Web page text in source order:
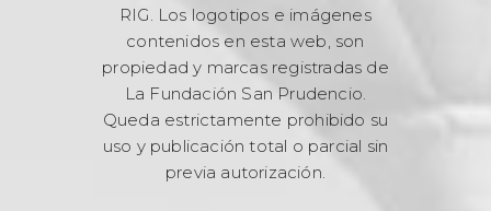
RIG. Los logotipos e imágenes
contenidos en esta web, son
propiedad y marcas registradas de
La Fundación San Prudencio.
Queda estrictamente prohibido su
uso y publicación total o parcial sin
previa autorización.